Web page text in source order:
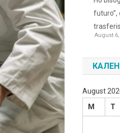
futuro”,
August
August
M
T